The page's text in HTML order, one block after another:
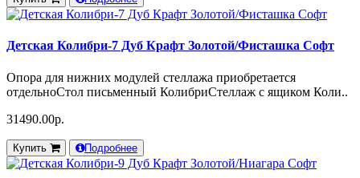
Детская Колибри-7 Дуб Крафт Золотой/Фисташка Софт
Опора для нижних модулей стеллажа приобретается
отдельноСтол письменный КолибриСтеллаж с ящиком Коли..
31490.00р.
Купить Подробнее